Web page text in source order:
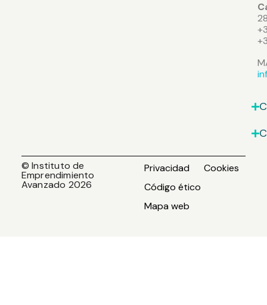
© Instituto de
Emprendimiento
Avanzado 2026
Privacidad
Cookies
Código ético
Mapa web